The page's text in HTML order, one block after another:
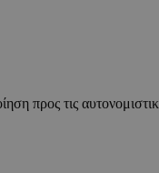
προς τις